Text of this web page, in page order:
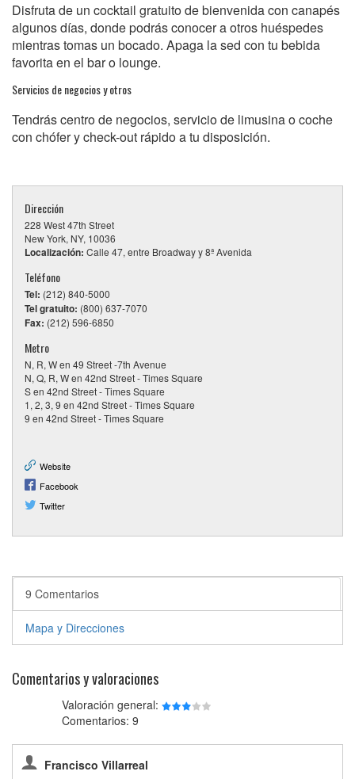
Disfruta de un cocktail gratuito de bienvenida con canapés
algunos días, donde podrás conocer a otros huéspedes
mientras tomas un bocado. Apaga la sed con tu bebida
favorita en el bar o lounge.
Servicios de negocios y otros
Tendrás centro de negocios, servicio de limusina o coche
con chófer y check-out rápido a tu disposición.
Dirección
228 West 47th Street
New York, NY, 10036
Localización: Calle 47, entre Broadway y 8ª Avenida
Teléfono
Tel: (212) 840-5000
Tel gratuito: (800) 637-7070
Fax: (212) 596-6850
Metro
N, R, W en 49 Street -7th Avenue
N, Q, R, W en 42nd Street - Times Square
S en 42nd Street - Times Square
1, 2, 3, 9 en 42nd Street - Times Square
9 en 42nd Street - Times Square
Website
Facebook
Twitter
9 Comentarios
Mapa y Direcciones
Comentarios y valoraciones
Valoración general:
Comentarios: 9
Francisco Villarreal